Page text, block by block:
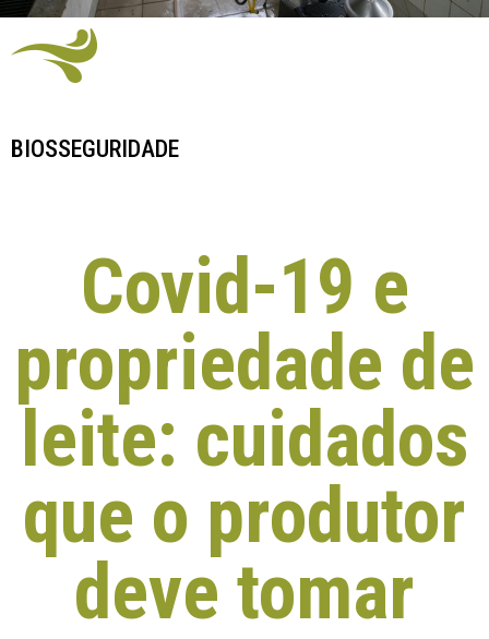
BIOSSEGURIDADE
Covid-19 e
propriedade de
leite: cuidados
que o produtor
deve tomar